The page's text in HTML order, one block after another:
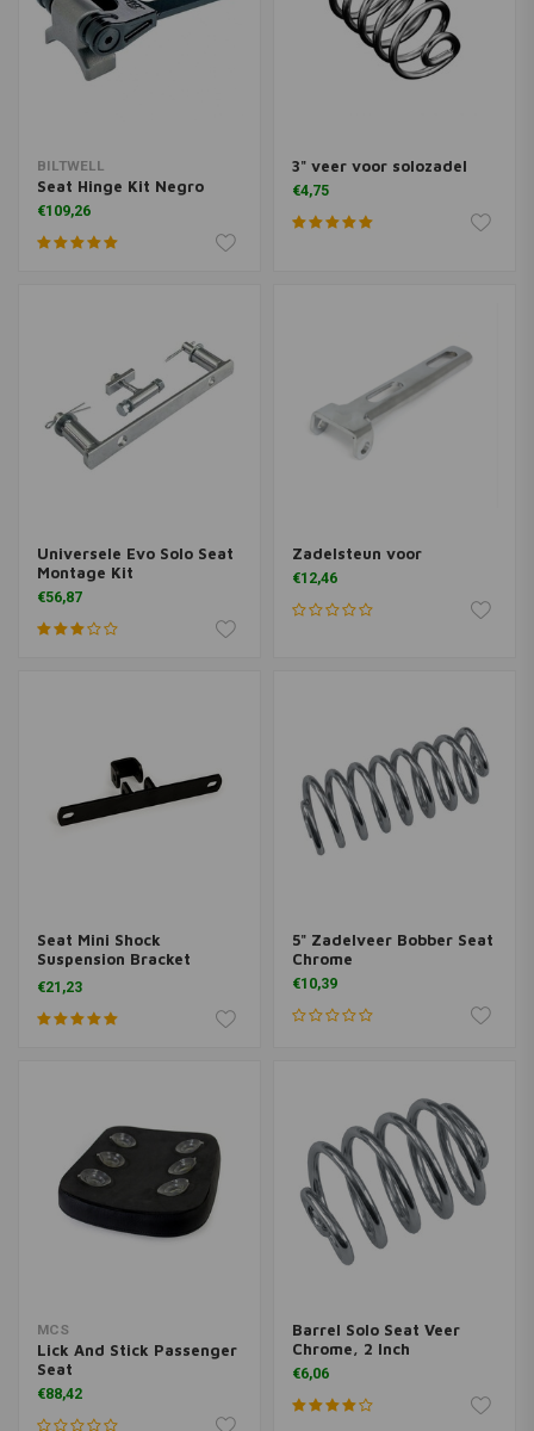
BILTWELL
Seat Hinge Kit Negro
€109,26
3" veer voor solozadel
€4,75
Universele Evo Solo Seat
Montage Kit
€56,87
Zadelsteun voor
€12,46
Seat Mini Shock
Suspension Bracket
(Single & Twin)
€21,23
5" Zadelveer Bobber Seat
Chrome
€10,39
MCS
Lick And Stick Passenger
Seat
€88,42
Barrel Solo Seat Veer
Chrome, 2 Inch
€6,06